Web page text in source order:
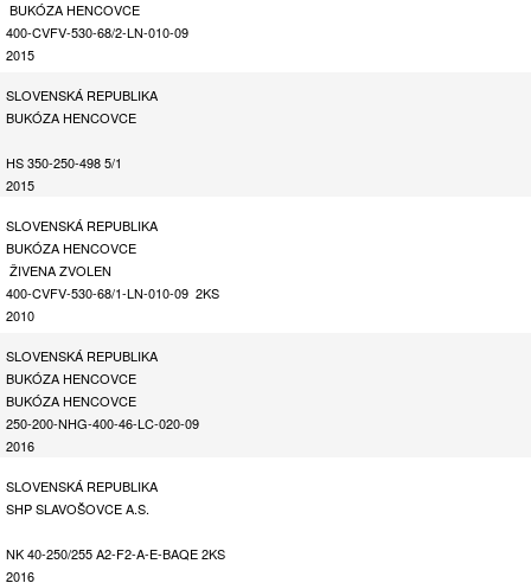
BUKÓZA HENCOVCE
400-CVFV-530-68/2-LN-010-09
2015
SLOVENSKÁ REPUBLIKA
BUKÓZA HENCOVCE
HS 350-250-498 5/1
2015
SLOVENSKÁ REPUBLIKA
BUKÓZA HENCOVCE
ŽIVENA ZVOLEN
400-CVFV-530-68/1-LN-010-09 2KS
2010
SLOVENSKÁ REPUBLIKA
BUKÓZA HENCOVCE
BUKÓZA HENCOVCE
250-200-NHG-400-46-LC-020-09
2016
SLOVENSKÁ REPUBLIKA
SHP SLAVOŠOVCE A.S.
NK 40-250/255 A2-F2-A-E-BAQE 2KS
2016